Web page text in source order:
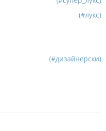
(#лукс)
(#дизайнерски)